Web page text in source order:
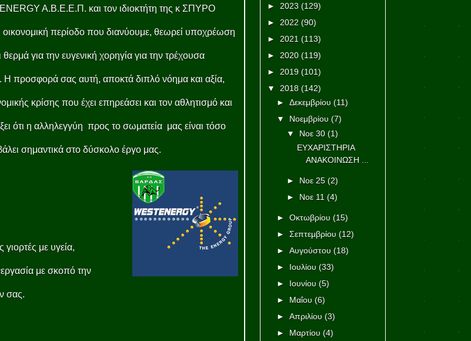
A.Β.Ε.Ε.Π. και τον ιδιοκτήτη της κ ΣΠΥΡΟ
περίοδο που διανύουμε, θεωρεί υποχρέωση
για την ευγενική χορηγία για την τρέχουσα
Η προσφορά σας αυτή, αποκτά διπλό νόημα και αξία,
κρίσης που έχει επηρεάσει και τον αθλητισμό και
ότι η αλληλεγγύη προς το σωματεία μας είναι τόσο
σημαντικά στο δύσκολο έργο μας.
με υγεία,
με σκοπό την
σας.
► 2023 (129)
► 2022 (90)
► 2021 (113)
► 2020 (119)
► 2019 (101)
▼
2018 (142)
►Δεκεμβρίου (11)
▼
Νοεμβρίου (7)
▼
Νοε 30 (1)
ΕΥΧΑΡΙΣΤΗΡΙΑ
ΑΝΑΚΟΙΝΩΣΗ ...
► Νοε 25 (2)
► Νοε 11 (4)
►Οκτωβρίου (15)
►Σεπτεμβρίου (12)
►Αυγούστου (18)
► Ιουλίου (33)
► Ιουνίου (5)
► Μαΐου (6)
►Απριλίου (3)
► Μαρτίου (4)